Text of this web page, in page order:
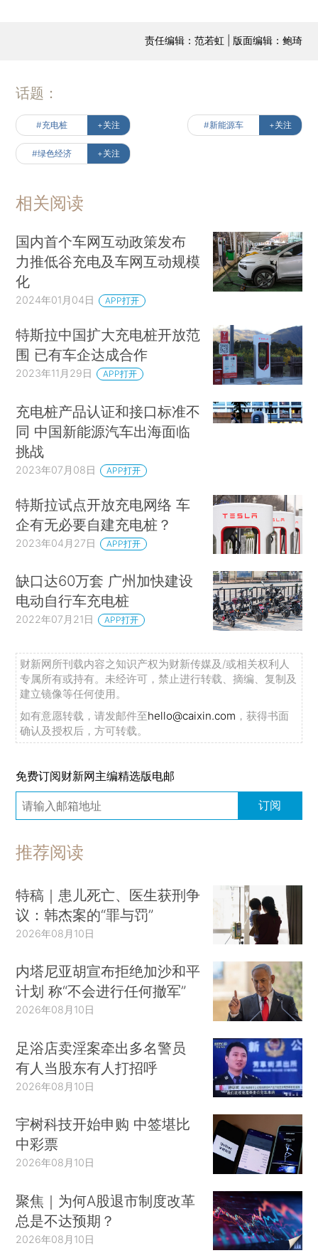
责任编辑：范若虹 | 版面编辑：鲍琦
话题：
#充电桩 +关注 #新能源车 +关注
#绿色经济 +关注
相关阅读
国内首个车网互动政策发布
力推低谷充电及车网互动规模
化
2024年01月04日 APP打开
特斯拉中国扩大充电桩开放范
围 已有车企达成合作
2023年11月29日 APP打开
充电桩产品认证和接口标准不
同 中国新能源汽车出海面临
挑战
2023年07月08日 APP打开
特斯拉试点开放充电网络 车
企有无必要自建充电桩？
2023年04月27日 APP打开
缺口达60万套 广州加快建设
电动自行车充电桩
2022年07月21日 APP打开
财新网所刊载内容之知识产权为财新传媒及/或相关权利人
专属所有或持有。未经许可，禁止进行转载、摘编、复制及
建立镜像等任何使用。
如有意愿转载，请发邮件至hello@caixin.com ，获得书面
确认及授权后，方可转载。
免费订阅财新网主编精选版电邮
订阅
推荐阅读
特稿｜患儿死亡、医生获刑争
议：韩杰案的“罪与罚”
2026年08月10日
内塔尼亚胡宣布拒绝加沙和平
计划 称“不会进行任何撤军”
2026年08月10日
足浴店卖淫案牵出多名警员
有人当股东有人打招呼
2026年08月10日
宇树科技开始申购 中签堪比
中彩票
2026年08月10日
聚焦｜为何A股退市制度改革
总是不达预期？
2026年08月10日